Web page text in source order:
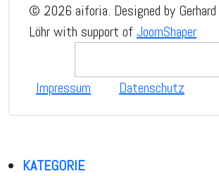
© 2026 aiforia. Designed by Gerhard
Löhr with support of JoomShaper
Impressum Datenschutz
KATEGORIE